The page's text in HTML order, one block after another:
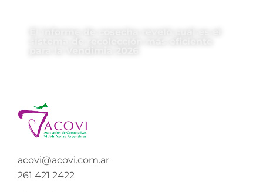
acovi@acovi.com.ar
261 421 2422